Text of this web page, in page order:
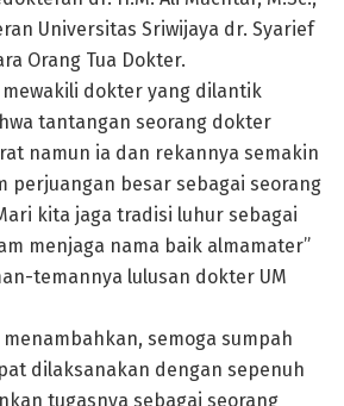
Universitas Sriwijaya dr. Syarief
Orang Tua Dokter.
mewakili dokter yang dilantik
tantangan seorang dokter
namun ia dan rekannya semakin
perjuangan besar sebagai seorang
kita jaga tradisi luhur sebagai
menjaga nama baik almamater”
temannya lulusan dokter UM
semoga sumpah
dilaksanakan dengan sepenuh
tugasnya sebagai seorang